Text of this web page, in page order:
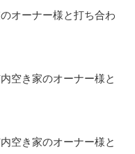
オーナー様と打ち合わ
空き家のオーナー様と
空き家のオーナー様と